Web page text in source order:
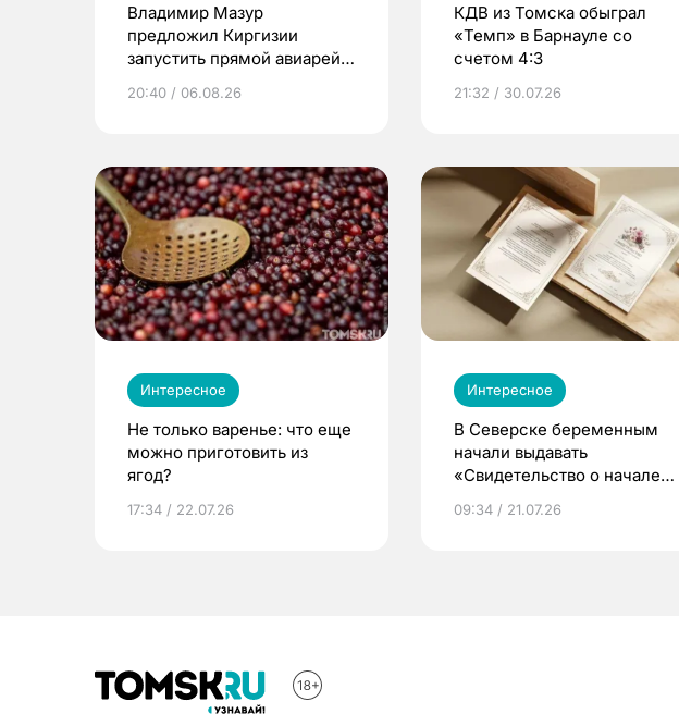
Владимир Мазур
предложил Киргизии
запустить прямой авиарейс
20:40 / 06.08.26
КДВ из Томска обыграл
«Темп» в Барнауле со
счетом 4:3
21:32 / 30.07.26
Интересное
Не только варенье: что еще
можно приготовить из
ягод?
17:34 / 22.07.26
Интересное
В Северске беременным
начали выдавать
«Свидетельство о начале
09:34 / 21.07.26